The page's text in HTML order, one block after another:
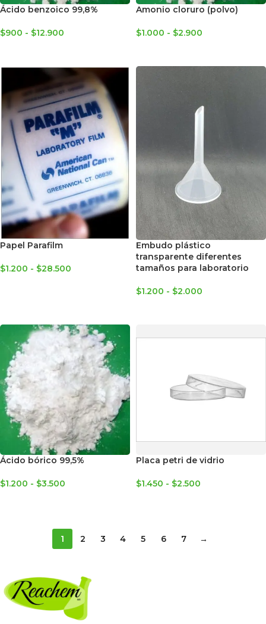
Ácido benzoico 99,8%
$900 - $12.900
Amonio cloruro (polvo)
$1.000 - $2.900
Papel Parafilm
$1.200 - $28.500
Embudo plástico
transparente diferentes
tamaños para laboratorio
$1.200 - $2.000
Ácido bórico 99,5%
$1.200 - $3.500
Placa petri de vidrio
$1.450 - $2.500
1 2 3 4 5 6 7 →